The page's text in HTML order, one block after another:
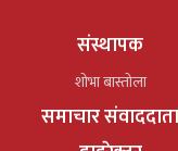
संस्थापक
शोभा बास्तोला
समाचार संवाददाता